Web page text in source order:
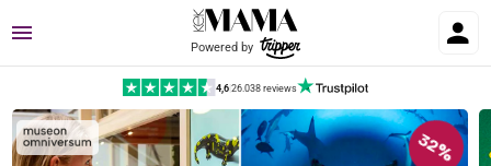
Menu
Powered by
4,6|26.038 reviews
32%